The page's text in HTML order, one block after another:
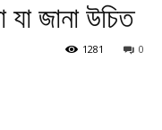
যা জানা উচিত
0
1281